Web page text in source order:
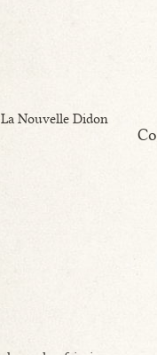
La Nouvelle Didon